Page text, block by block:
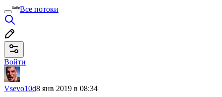
Все потоки
Войти
Vsevo10d8 янв 2019 в 08:34